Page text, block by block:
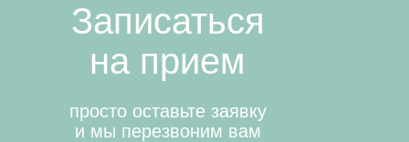
Записаться
на прием
просто оставьте заявку
и мы перезвоним вам